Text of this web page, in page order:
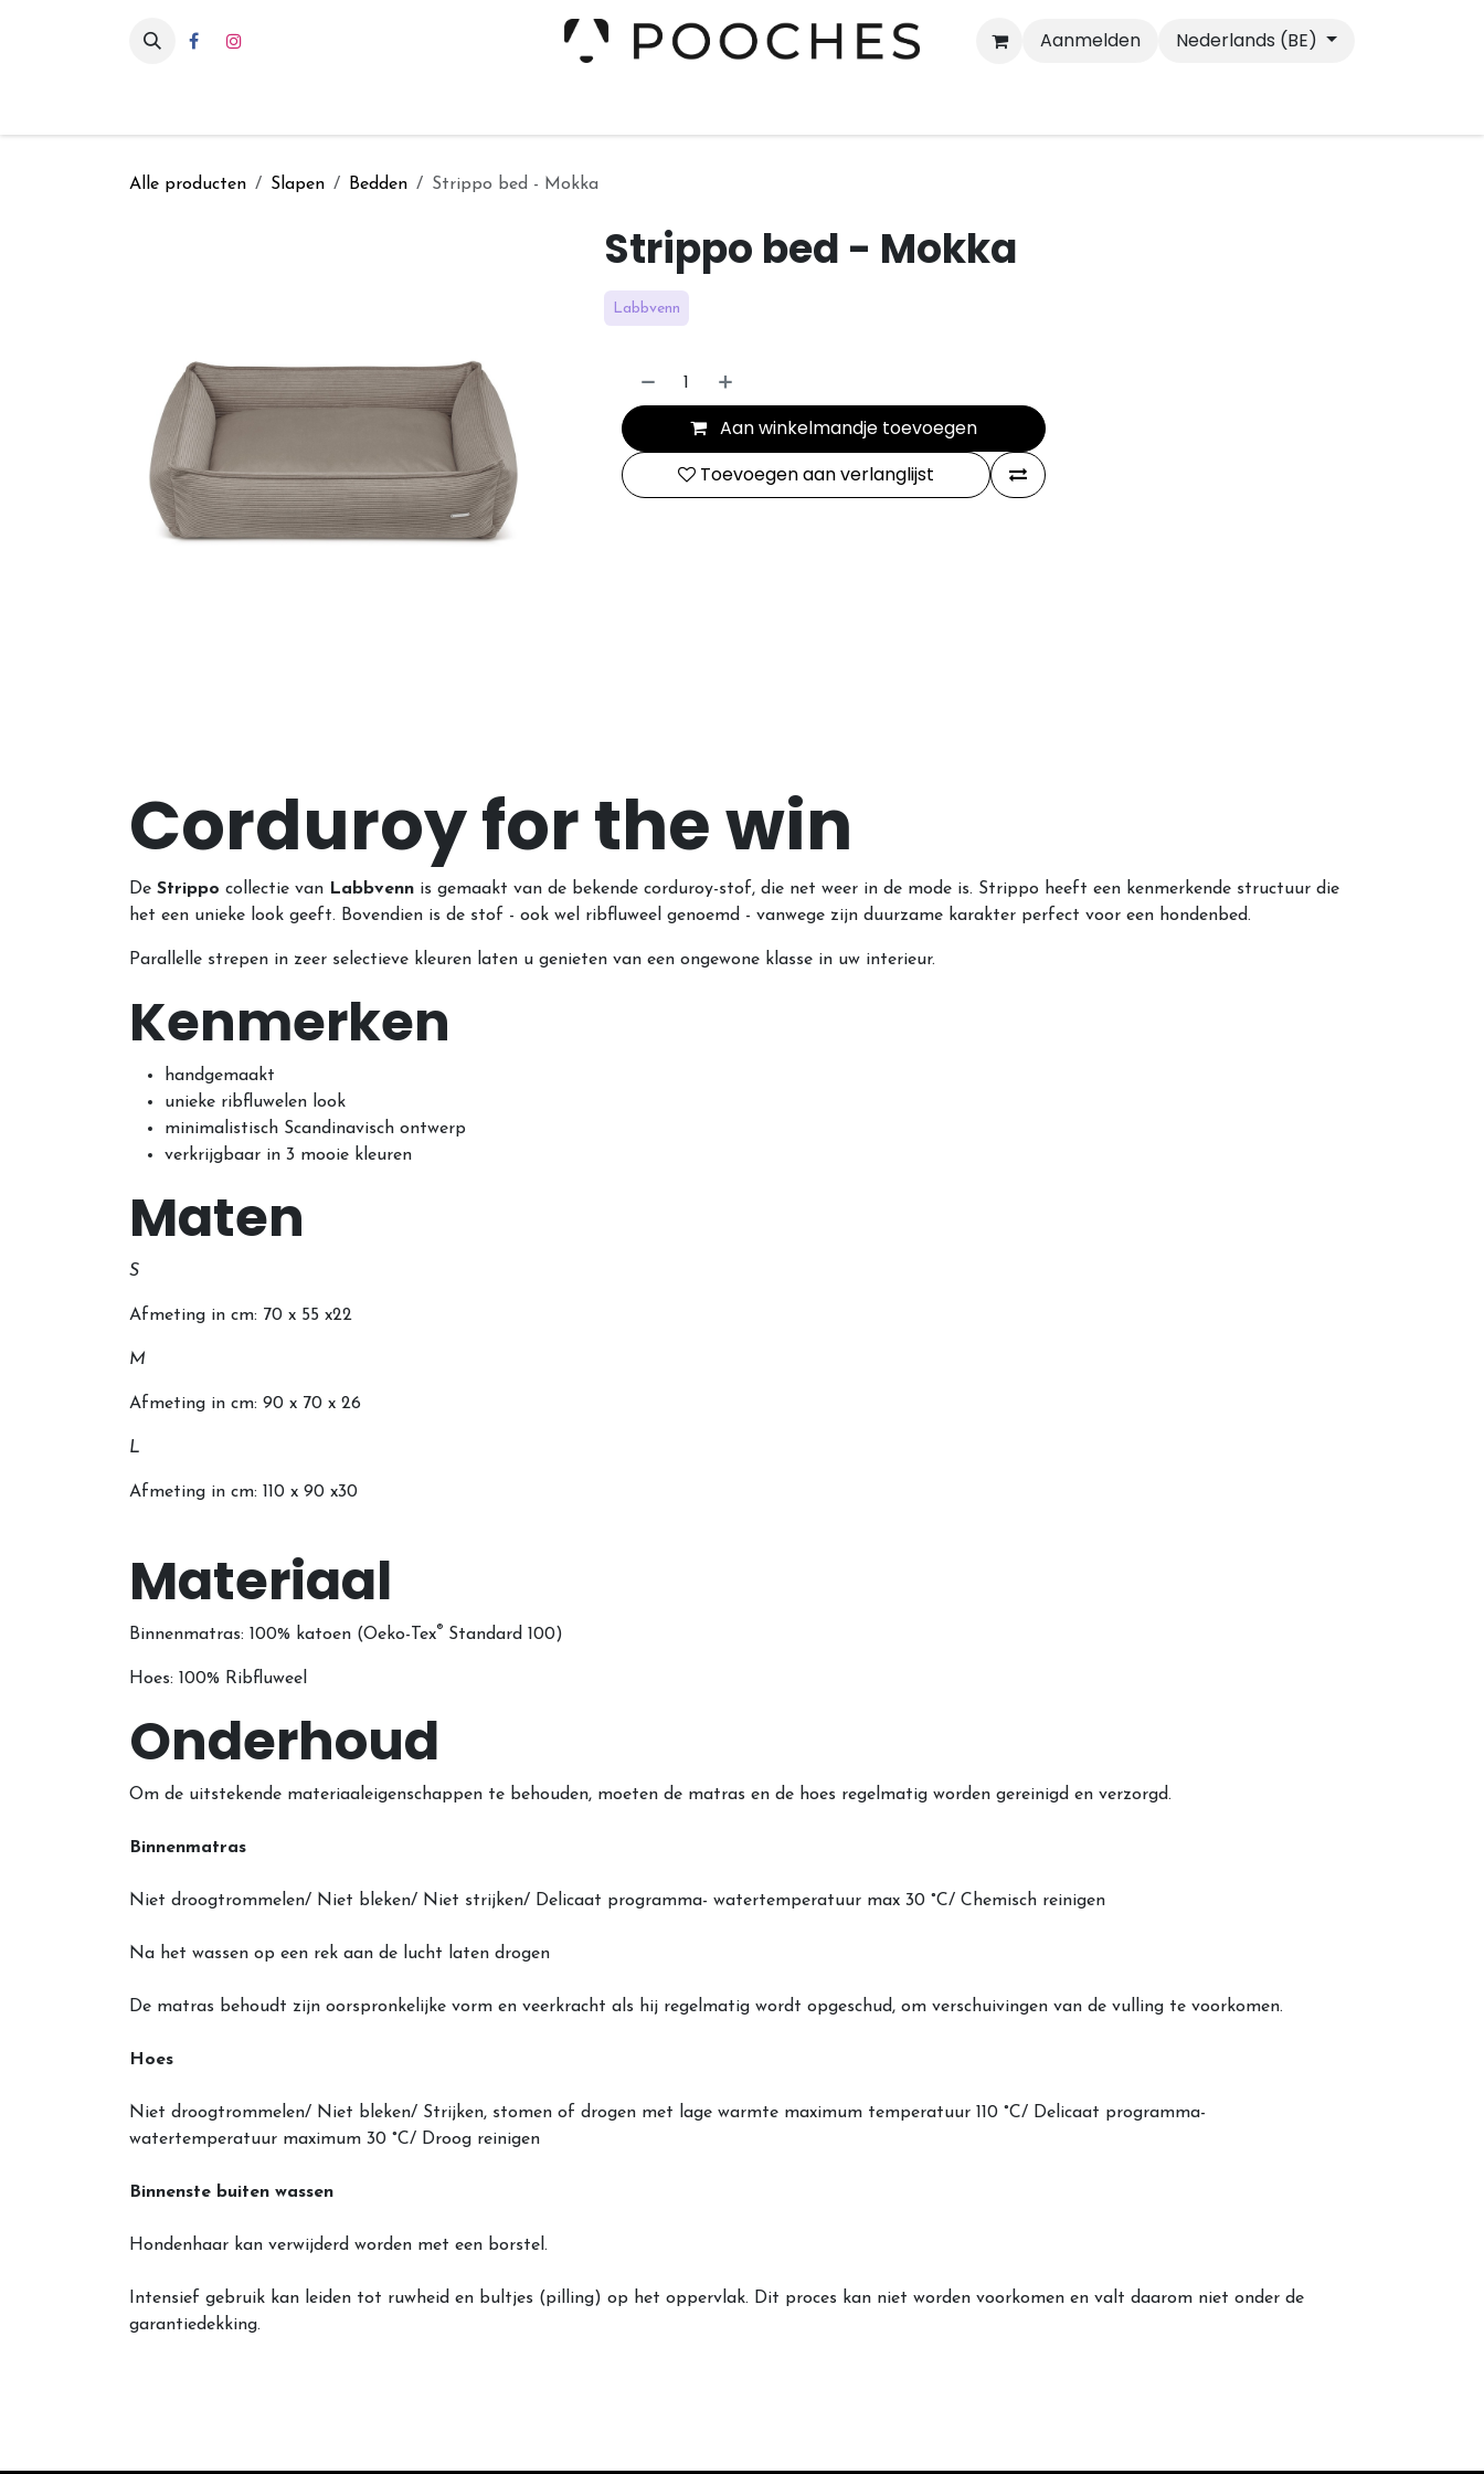
Aanmelden
Nederlands (BE)
Alle producten Slapen Bedden Strippo bed - Mokka
Strippo bed - Mokka
Labbvenn
Aan winkelmandje toevoegen
Toevoegen aan verlanglijst
Corduroy for the win
De Strippo collectie van Labbvenn is gemaakt van de bekende corduroy-stof, die net weer in de mode is. Strippo heeft een kenmerkende structuur die
het een unieke look geeft. Bovendien is de stof - ook wel ribfluweel genoemd - vanwege zijn duurzame karakter perfect voor een hondenbed.
Parallelle strepen in zeer selectieve kleuren laten u genieten van een ongewone klasse in uw interieur.
Kenmerken
handgemaakt
unieke ribfluwelen look
minimalistisch Scandinavisch ontwerp
verkrijgbaar in 3 mooie kleuren
Maten
S
Afmeting in cm: 70 x 55 x22
M
Afmeting in cm: 90 x 70 x 26
L
Afmeting in cm: 110 x 90 x30
Materiaal
Binnenmatras: 100% katoen (Oeko-Tex® Standard 100)
Hoes: 100% Ribfluweel
Onderhoud
Om de uitstekende materiaaleigenschappen te behouden, moeten de matras en de hoes regelmatig worden gereinigd en verzorgd.
Binnenmatras
Niet droogtrommelen/ Niet bleken/ Niet strijken/ Delicaat programma- watertemperatuur max 30 °C/ Chemisch reinigen
Na het wassen op een rek aan de lucht laten drogen
De matras behoudt zijn oorspronkelijke vorm en veerkracht als hij regelmatig wordt opgeschud, om verschuivingen van de vulling te voorkomen.
Hoes
Niet droogtrommelen/ Niet bleken/ Strijken, stomen of drogen met lage warmte maximum temperatuur 110 °C/ Delicaat programma-
watertemperatuur maximum 30 °C/ Droog reinigen
Binnenste buiten wassen
Hondenhaar kan verwijderd worden met een borstel.
Intensief gebruik kan leiden tot ruwheid en bultjes (pilling) op het oppervlak. Dit proces kan niet worden voorkomen en valt daarom niet onder de
garantiedekking.